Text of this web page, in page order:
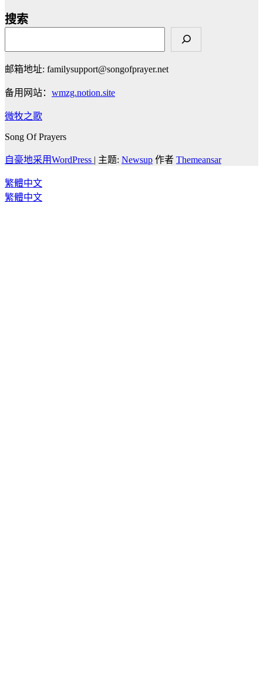
搜索
邮箱地址: familysupport@songofprayer.net
备用网站： wmzg.notion.site
微牧之歌
Song Of Prayers
自豪地采用WordPress | 主题: Newsup 作者 Themeansar
繁體中文
繁體中文